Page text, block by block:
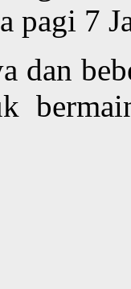
pagi 7
dan